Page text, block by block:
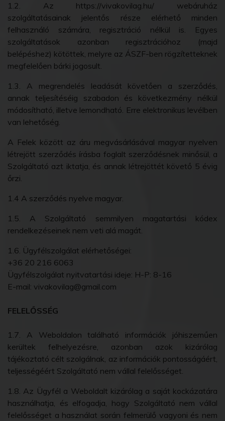
1.2. Az https://vivakovilag.hu/ webáruház
szolgáltatásainak jelentős része elérhető minden
felhasználó számára, regisztráció nélkül is. Egyes
szolgáltatások azonban regisztrációhoz (majd
belépéshez) kötöttek, melyre az ÁSZF-ben rögzítetteknek
megfelelően bárki jogosult.
1.3. A megrendelés leadását követően a szerződés,
annak teljesítéséig szabadon és következmény nélkül
módosítható, illetve lemondható. Erre elektronikus levélben
van lehetőség.
A Felek között az áru megvásárlásával magyar nyelven
létrejött szerződés írásba foglalt szerződésnek minősül, a
Szolgáltató azt iktatja, és annak létrejöttét követő 5 évig
őrzi.
1.4 A szerződés nyelve magyar.
1.5. A Szolgáltató semmilyen magatartási kódex
rendelkezéseinek nem veti alá magát.
1.6. Ügyfélszolgálat elérhetőségei:
+36 20 216 6063
Ügyfélszolgálat nyitvatartási ideje: H-P: 8-16
E-mail: vivakovilag@gmail.com
FELELŐSSÉG
1.7. A Weboldalon található információk jóhiszeműen
kerültek felhelyezésre, azonban azok kizárólag
tájékoztató célt szolgálnak, az információk pontosságáért,
teljességéért Szolgáltató nem vállal felelősséget.
1.8. Az Ügyfél a Weboldalt kizárólag a saját kockázatára
használhatja, és elfogadja, hogy Szolgáltató nem vállal
felelősséget a használat során felmerülő vagyoni és nem